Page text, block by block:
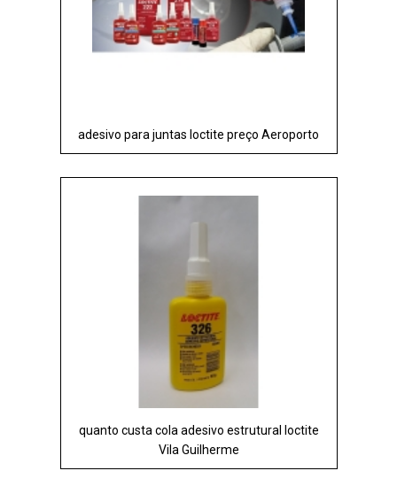
adesivo para juntas loctite preço Aeroporto
quanto custa cola adesivo estrutural loctite
Vila Guilherme